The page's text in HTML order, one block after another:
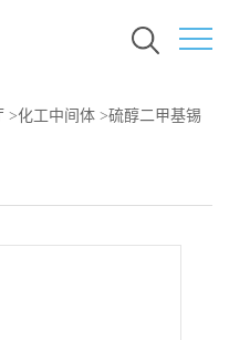
>化工中间体>硫醇二甲基锡